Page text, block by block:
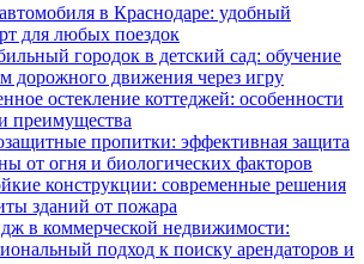
в Краснодаре: удобный
для любых поездок
городок в детский сад: обучение
дорожного движения через игру
остекление коттеджей: особенности
преимущества
пропитки: эффективная защита
от огня и биологических факторов
конструкции: современные решения
зданий от пожара
в коммерческой недвижимости:
подход к поиску арендаторов и